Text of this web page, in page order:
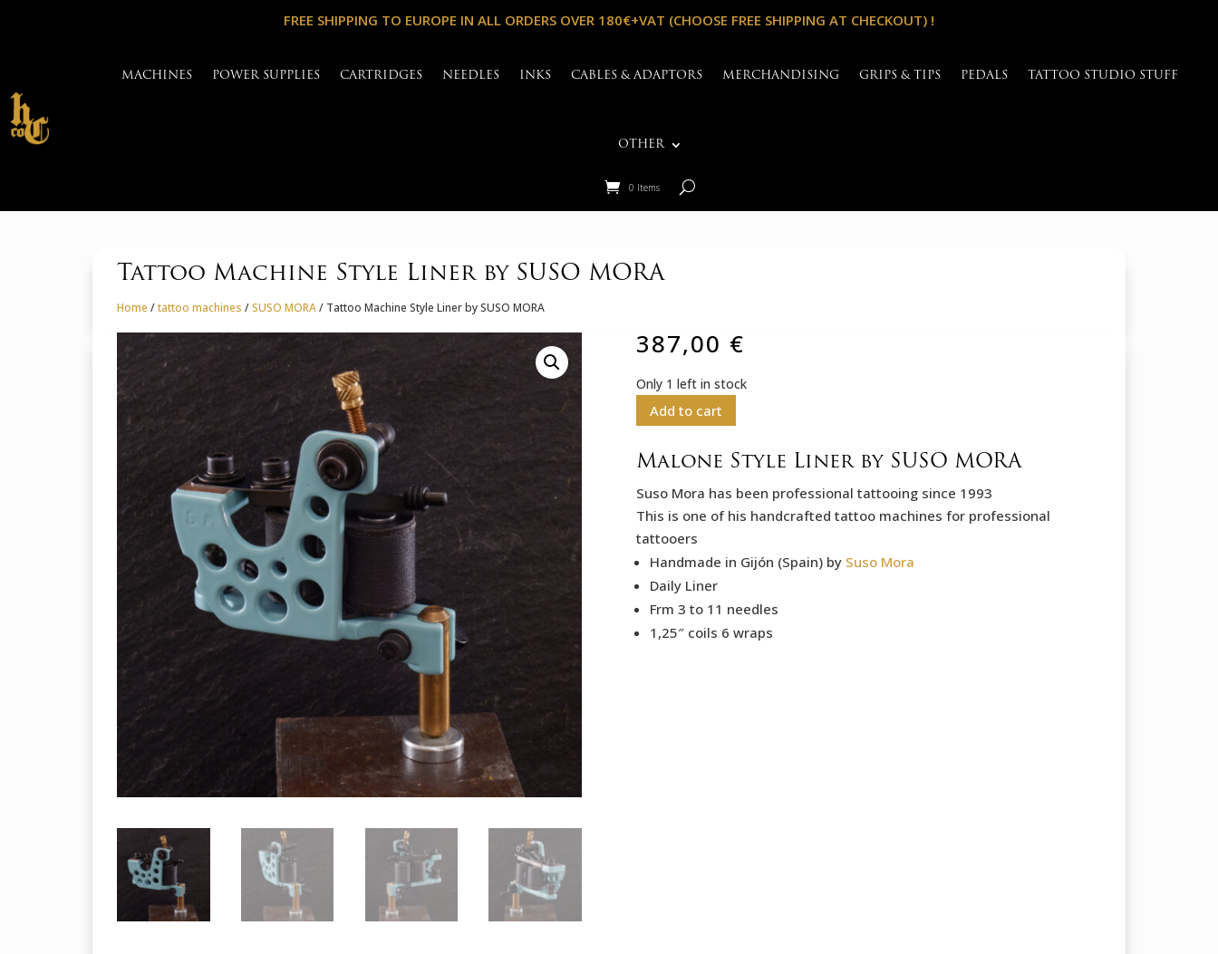
FREE SHIPPING TO EUROPE IN ALL ORDERS OVER 180€+VAT (CHOOSE FREE SHIPPING AT CHECKOUT) !
MACHINES POWER SUPPLIES CARTRIDGES NEEDLES INKS CABLES & ADAPTORS MERCHANDISING GRIPS & TIPS PEDALS TATTOO STUDIO STUFF
OTHER
0 Items
Tattoo Machine Style Liner by SUSO MORA
Home /tattoo machines /SUSO MORA/ Tattoo Machine Style Liner by SUSO MORA
387,00 €
Only 1 left in stock
Add to cart
Malone Style Liner by SUSO MORA
Suso Mora has been professional tattooing since 1993
This is one of his handcrafted tattoo machines for professional
tattooers
Handmade in Gijón (Spain) by Suso Mora
Daily Liner
Frm 3 to 11 needles
1,25″ coils 6 wraps